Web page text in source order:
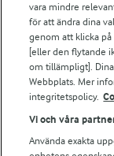
Bildbank
Följ oss
vara mindre
för att ändra dina
genom att klicka
[eller den flytande
om tillämpligt].
Webbplats. Mer
integritetspolicy.
Vi och våra
Använda exakta